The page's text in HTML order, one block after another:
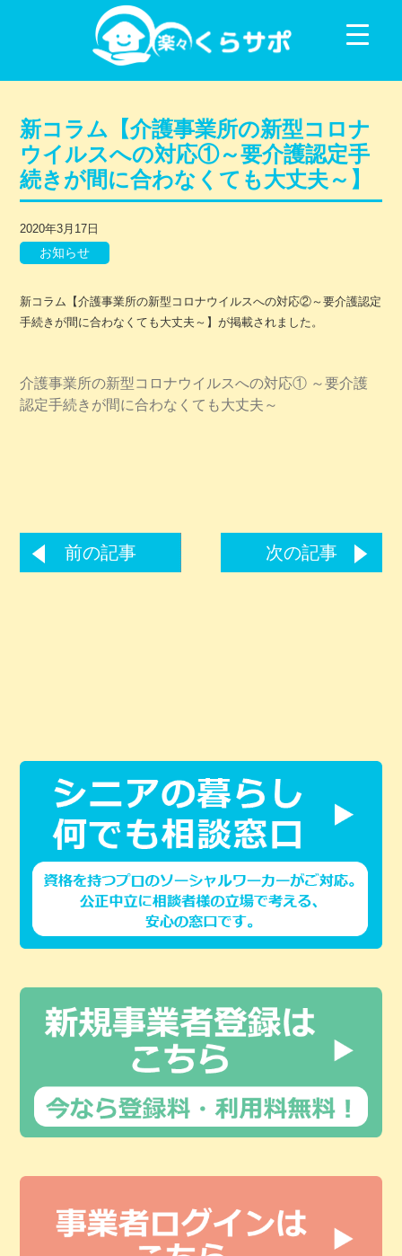
コンテンツに移動
新コラム【介護事業所の新型コロナ
ウイルスへの対応①～要介護認定手
続きが間に合わなくても大丈夫～】
2020年3月17日
お知らせ
新コラム【介護事業所の新型コロナウイルスへの対応②～要介護認定
手続きが間に合わなくても大丈夫～】が掲載されました。
介護事業所の新型コロナウイルスへの対応① ～要介護
認定手続きが間に合わなくても大丈夫～
前の記事 次の記事